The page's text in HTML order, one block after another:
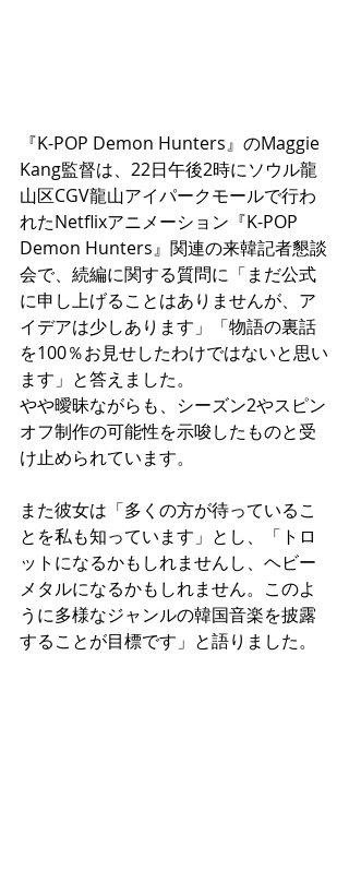
『K-POP Demon Hunters』のMaggie
Kang監督は、22日午後2時にソウル龍
山区CGV龍山アイパークモールで行わ
れたNetflixアニメーション『K-POP
Demon Hunters』関連の来韓記者懇談
会で、続編に関する質問に「まだ公式
に申し上げることはありませんが、ア
イデアは少しあります」「物語の裏話
を100％お見せしたわけではないと思い
ます」と答えました。
やや曖昧ながらも、シーズン2やスピン
オフ制作の可能性を示唆したものと受
け止められています。
また彼女は「多くの方が待っているこ
とを私も知っています」とし、「トロ
ットになるかもしれませんし、ヘビー
メタルになるかもしれません。このよ
うに多様なジャンルの韓国音楽を披露
することが目標です」と語りました。